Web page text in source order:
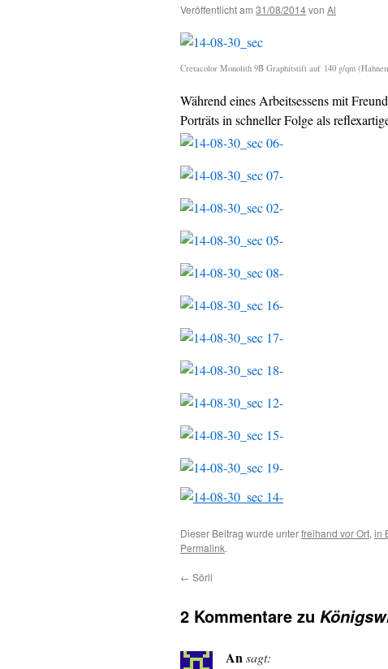
Veröffentlicht am 31/08/2014von Al
Cretacolor Monolith 9B Graphitstift auf 140 g/qm
Während eines Arbeitsessens mit
Porträts in schneller Folge als
Dieser Beitrag wurde unterfreihand vor Ort, in
Permalink.
← Sörli
2 Kommentare zu
Ansagt: